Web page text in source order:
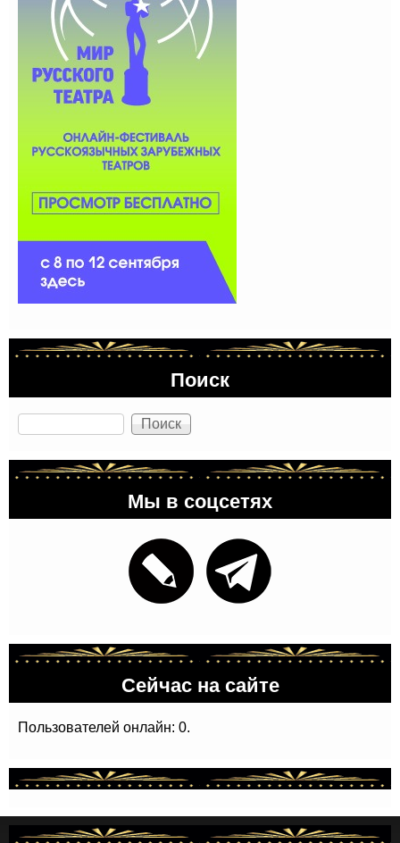
Поиск
Поиск
Мы в соцсетях
Сейчас на сайте
Пользователей онлайн: 0.